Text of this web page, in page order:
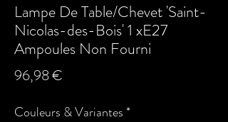
Lampe De Table/Chevet 'Saint-
Nicolas-des-Bois' 1 xE27
Ampoules Non Fourni
96,98 €
Couleurs & Variantes*